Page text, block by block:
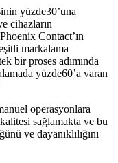
yüzde30’una
cihazların
Contact’ın
markalama
bir proses adımında
yüzde60’a varan
operasyonlara
sağlamakta ve bu
ve dayanıklılığını